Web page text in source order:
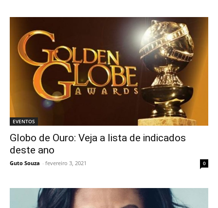
EVENTOS
Globo de Ouro: Veja a lista de indicados
deste ano
Guto Souza - fevereiro 3, 2021 0